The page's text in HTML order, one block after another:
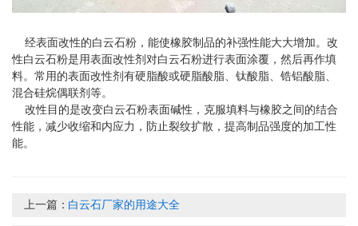
经表面改性的白云石粉，能使橡胶制品的补强性能大大增加。改
性白云石粉是用表面改性剂对白云石粉进行表面涂覆，然后再作填
料。常用的表面改性剂有硬脂酸或硬脂酸脂、钛酸脂、锆铝酸脂、
混合硅烷偶联剂等。
改性目的是改变白云石粉表面碱性，克服填料与橡胶之间的结合
性能，减少收缩和内应力，防止裂纹扩散，提高制品强度的加工性
能。
上一篇： 白云石厂家的用途大全